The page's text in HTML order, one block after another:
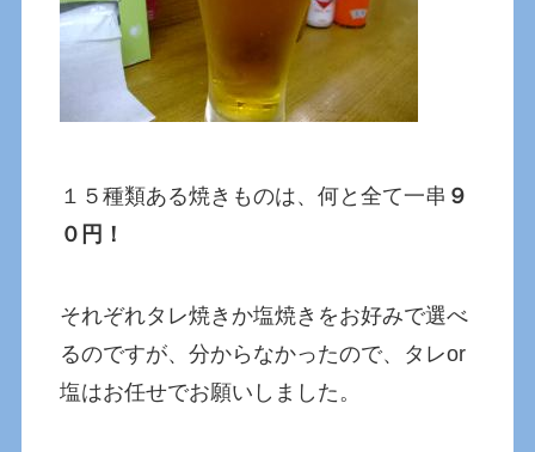
１５種類ある焼きものは、何と全て一串 ９
０円！
それぞれタレ焼きか塩焼きをお好みで選べ
るのですが、分からなかったので、タレor
塩はお任せでお願いしました。